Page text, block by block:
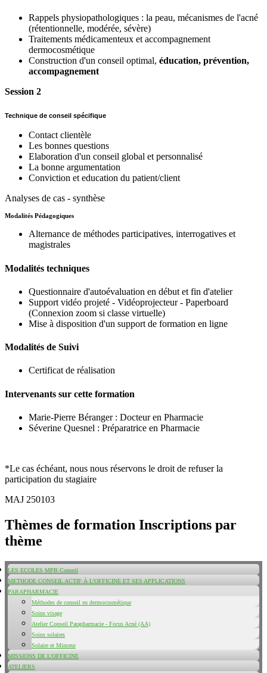
Rappels physiopathologiques : la peau, mécanismes de l'acné
(rétentionnelle, modérée, sévère)
Traitements médicamenteux et accompagnement
dermocosmétique
Construction d'un conseil optimal, éducation, prévention,
accompagnement
Session 2
Technique de conseil spécifique
Contact clientèle
Les bonnes questions
Elaboration d'un conseil global et personnalisé
La bonne argumentation
Conviction et education du patient/client
Analyses de cas - synthèse
Modalités Pédagogiques
Alternance de méthodes participatives, interrogatives et
magistrales
Modalités techniques
Questionnaire d'autoévaluation en début et fin d'atelier
Support vidéo projeté - Vidéoprojecteur - Paperboard
(Connexion zoom si classe virtuelle)
Mise à disposition d'un support de formation en ligne
Modalités de Suivi
Certificat de réalisation
Intervenants sur cette formation
Marie-Pierre Béranger : Docteur en Pharmacie
Séverine Quesnel : Préparatrice en Pharmacie
*Le cas échéant, nous nous réservons le droit de refuser la
participation du stagiaire
MAJ 250103
Thèmes de formation Inscriptions par
thème
LES ECOLES MPB Conseil
L'ECOLE DE LA PARAPHARMACIE
METHODE CONSEIL ACTIF À L'OFFICINE ET SES APPLICATIONS
Qualité de la délivrance
Naturalité : Phytothérapie et Aromathérapie
Dermatologie et Parapharmacie
Allergie et Photosensibilisation
Douleur-Sommeil et Stress
Rhumatologie
La Qualité de la délivrance : Perfectionnement
PARAPHARMACIE
Méthodes de conseil en dermocosmétique
Soins visage
Atelier Conseil Parapharmacie - Focus Acné (AA)
Soins solaires
Solaire et Minceur
MISSIONS DE L'OFFICINE
Validation de l'observance des traitements médicamenteux de l'ostéoporose - Validation DPC
ATELIERS